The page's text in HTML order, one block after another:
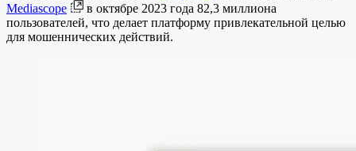
Mediascope
в октябре 2023 года 82,3 миллиона
пользователей, что делает платформу привлекательной целью
для мошеннических действий.